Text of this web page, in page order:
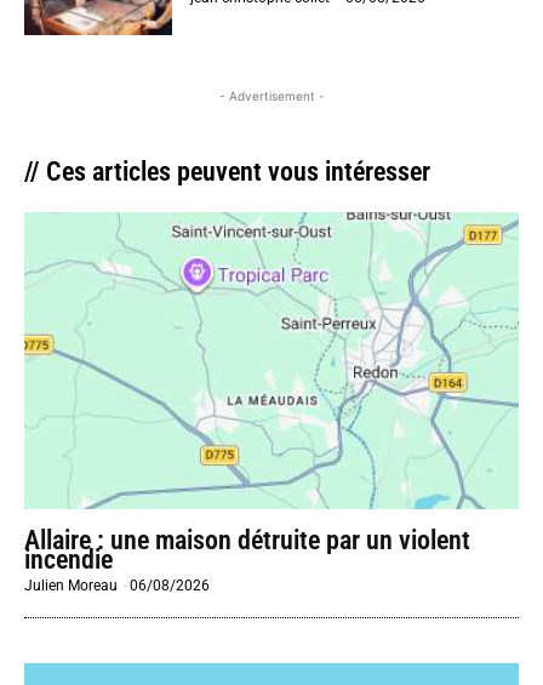
- Advertisement -
// Ces articles peuvent vous intéresser
Allaire : une maison détruite par un violent
incendie
Julien Moreau -06/08/2026